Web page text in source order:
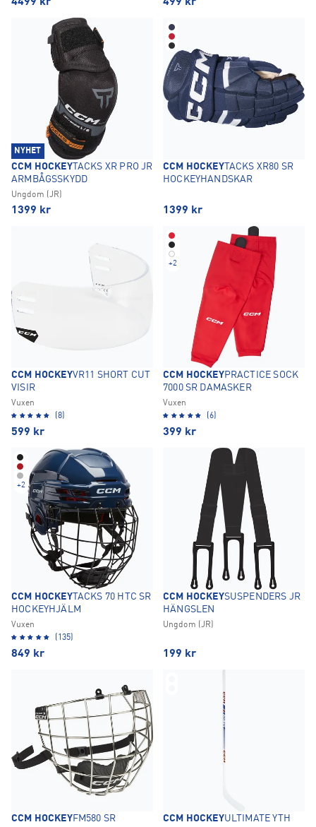
NYHET
CCM HOCKEYTACKS XR PRO JR
ARMBÅGSSKYDD
Ungdom (JR)
1399 kr
CCM HOCKEYTACKS XR80 SR
HOCKEYHANDSKAR
1399 kr
CCM HOCKEYVR11 SHORT CUT
VISIR
Vuxen
(8)
599 kr
+2
CCM HOCKEYPRACTICE SOCK
7000 SR DAMASKER
Vuxen
(6)
399 kr
+2
CCM HOCKEYTACKS 70 HTC SR
HOCKEYHJÄLM
Vuxen
(135)
849 kr
CCM HOCKEYSUSPENDERS JR
HÄNGSLEN
Ungdom (JR)
199 kr
CCM HOCKEYFM580 SR
CCM HOCKEYULTIMATE YTH